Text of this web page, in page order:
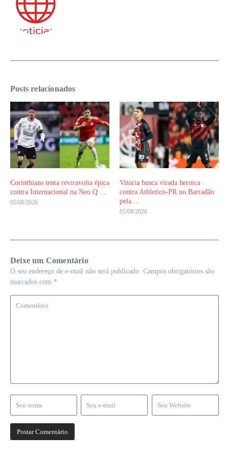
Posts relacionados
Corinthians tenta reviravolta épica
contra Internacional na Neo Q ...
05/08/2026
Vitória busca virada heroica
contra Athletico-PR no Barradão
pela ...
05/08/2026
Deixe um Comentário
O seu endereço de e-mail não será publicado. Campos obrigatórios são
marcados com *